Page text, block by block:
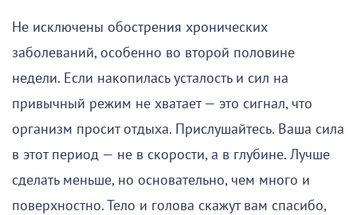
Не исключены обострения хронических
заболеваний, особенно во второй половине
недели. Если накопилась усталость и сил на
привычный режим не хватает — это сигнал, что
организм просит отдыха. Прислушайтесь. Ваша сила
в этот период — не в скорости, а в глубине. Лучше
сделать меньше, но основательно, чем много и
поверхностно. Тело и голова скажут вам спасибо,